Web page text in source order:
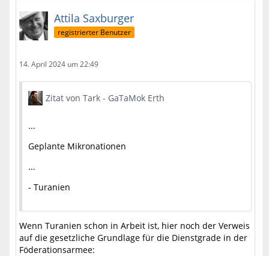
Attila Saxburger
registrierter Benutzer
14. April 2024 um 22:49
Zitat von Tark - GaTaMok Erth
...
Geplante Mikronationen
...
- Turanien
Wenn Turanien schon in Arbeit ist, hier noch der Verweis
auf die gesetzliche Grundlage für die Dienstgrade in der
Föderationsarmee: